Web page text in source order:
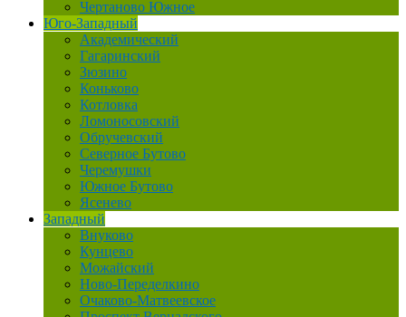
Чертаново Южное
Юго-Западный
Академический
Гагаринский
Зюзино
Коньково
Котловка
Ломоносовский
Обручевский
Северное Бутово
Черемушки
Южное Бутово
Ясенево
Западный
Внуково
Кунцево
Можайский
Ново-Переделкино
Очаково-Матвеевское